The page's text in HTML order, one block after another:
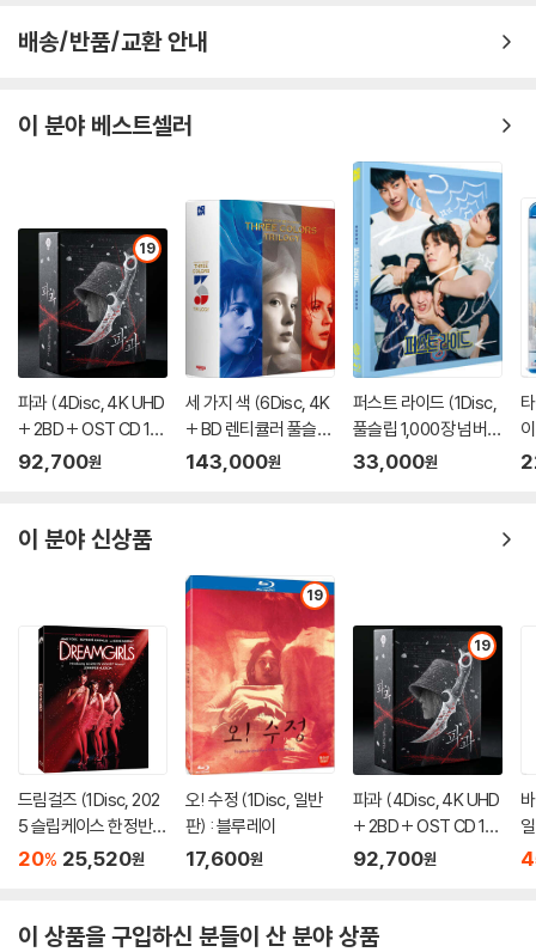
배송/반품/교환 안내
이 분야 베스트셀러
19
파과 (4Disc, 4K UHD
+ 2BD + OST CD 15
00장 한정 스틸북 한정
92,700원
세 가지 색 (6Disc, 4K
+ BD 렌티큘러 풀슬립
트릴로지 박스 한정판)
143,000원
퍼스트 라이드 (1Disc,
풀슬립 1,000장 넘버링
한정판) : 블루레이
33,000원
이
이 분야 신상품
드림걸즈 (1Disc, 202
5 슬립케이스 한정반 B
D) : 블루레이
20% 25,520원
19
오! 수정 (1Disc, 일반
판) : 블루레이
17,600원
19
파과 (4Disc, 4K UHD
+ 2BD + OST CD 15
00장 한정 스틸북 한정
92,700원
이 상품을 구입하신 분들이 산 분야 상품